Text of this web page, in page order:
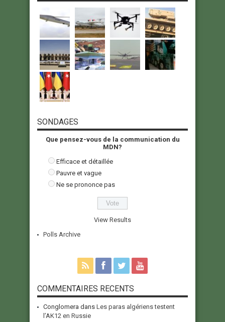
SONDAGES
Que pensez-vous de la communication du
MDN?
Efficace et détaillée
Pauvre et vague
Ne se prononce pas
View Results
Polls Archive
COMMENTAIRES RECENTS
Conglomera dans Les paras algériens testent
l’AK12 en Russie